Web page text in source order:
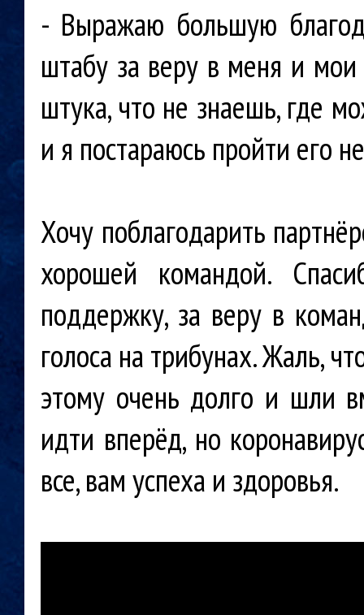
- Выражаю большую
штабу за веру в меня и мои
штука, что не знаешь, где
и я постараюсь пройти его
Хочу поблагодарить
хорошей командой.
поддержку, за веру в
голоса на трибунах. Жаль,
этому очень долго и шли
идти вперёд, но
все, вам успеха и здоровья.